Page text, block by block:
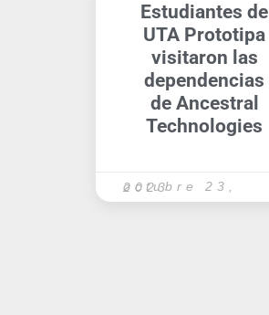
Estudiantes de
UTA Prototipa
visitaron las
dependencias
de Ancestral
Technologies
octubre 23, 2023